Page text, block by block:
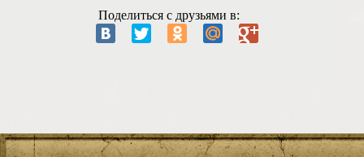
Поделиться с друзьями в: